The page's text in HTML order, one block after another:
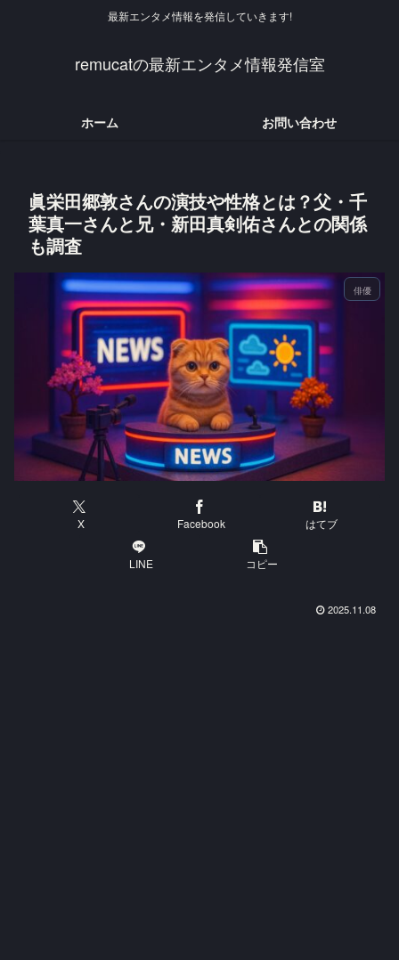
最新エンタメ情報を発信していきます!
remucatの最新エンタメ情報発信室
ホーム お問い合わせ
眞栄田郷敦さんの演技や性格とは？父・千
葉真一さんと兄・新田真剣佑さんとの関係
も調査
俳優
X Facebook はてブ
LINE コピー
2025.11.08